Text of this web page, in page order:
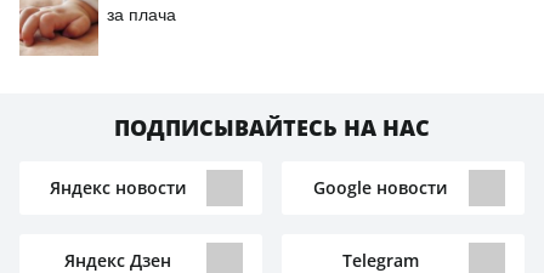
за плача
ПОДПИСЫВАЙТЕСЬ НА НАС
Яндекс новости Google новости
Яндекс Дзен Telegram